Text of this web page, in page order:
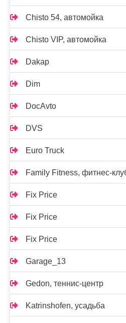
Chisto 54, автомойка
Chisto VIP, автомойка
Dakap
Dim
DocAvto
DVS
Euro Truck
Family Fitness, фитнес-
Fix Price
Fix Price
Fix Price
Garage_13
Gedon, теннис-центр
Katrinshofen, усадьба